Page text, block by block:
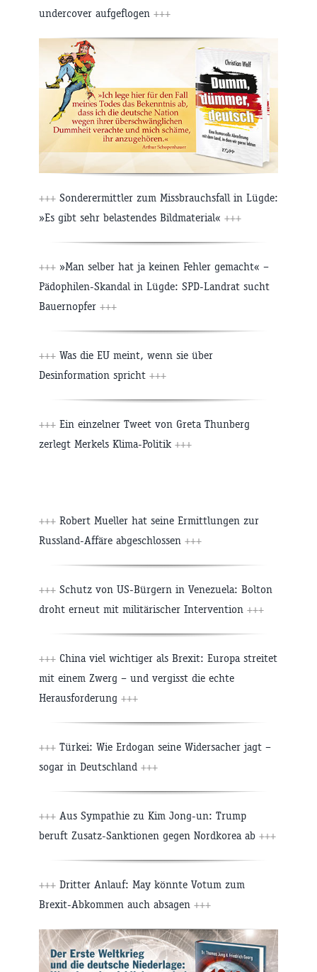
undercover aufgeflogen +++
+++ Sonderermittler zum Missbrauchsfall in Lügde:
»Es gibt sehr belastendes Bildmaterial« +++
+++ »Man selber hat ja keinen Fehler gemacht« –
Pädophilen-Skandal in Lügde: SPD-Landrat sucht
Bauernopfer +++
+++ Was die EU meint, wenn sie über
Desinformation spricht +++
+++ Ein einzelner Tweet von Greta Thunberg
zerlegt Merkels Klima-Politik +++
+++ Robert Mueller hat seine Ermittlungen zur
Russland-Affäre abgeschlossen +++
+++ Schutz von US-Bürgern in Venezuela: Bolton
droht erneut mit militärischer Intervention +++
+++ China viel wichtiger als Brexit: Europa streitet
mit einem Zwerg – und vergisst die echte
Herausforderung +++
+++ Türkei: Wie Erdogan seine Widersacher jagt –
sogar in Deutschland +++
+++ Aus Sympathie zu Kim Jong-un: Trump
beruft Zusatz-Sanktionen gegen Nordkorea ab +++
+++ Dritter Anlauf: May könnte Votum zum
Brexit-Abkommen auch absagen +++